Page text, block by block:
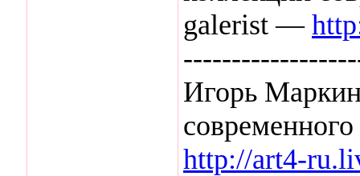
galerist —
Игорь
http://art4-